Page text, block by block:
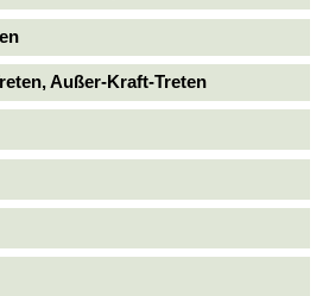
Außer-Kraft-Treten